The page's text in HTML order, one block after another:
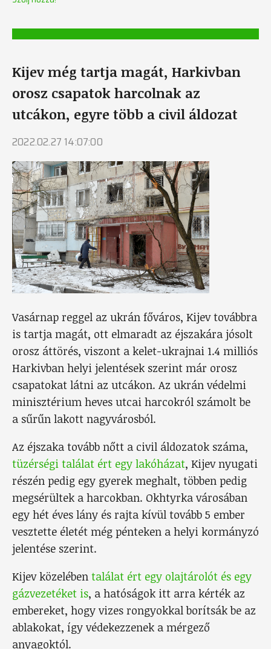
Kijev még tartja magát, Harkivban
orosz csapatok harcolnak az
utcákon, egyre több a civil áldozat
2022.02.27 14:07:00
Vasárnap reggel az ukrán főváros, Kijev továbbra
is tartja magát, ott elmaradt az éjszakára jósolt
orosz áttörés, viszont a kelet-ukrajnai 1.4 milliós
Harkivban helyi jelentések szerint már orosz
csapatokat látni az utcákon. Az ukrán védelmi
minisztérium heves utcai harcokról számolt be
a sűrűn lakott nagyvárosból.
Az éjszaka tovább nőtt a civil áldozatok száma,
tüzérségi találat ért egy lakóházat, Kijev nyugati
részén pedig egy gyerek meghalt, többen pedig
megsérültek a harcokban. Okhtyrka városában
egy hét éves lány és rajta kívül tovább 5 ember
vesztette életét még pénteken a helyi kormányzó
jelentése szerint.
Kijev közelében találat ért egy olajtárolót és egy
gázvezetéket is, a hatóságok itt arra kérték az
embereket, hogy vizes rongyokkal borítsák be az
ablakokat, így védekezzenek a mérgező
anyagoktól.